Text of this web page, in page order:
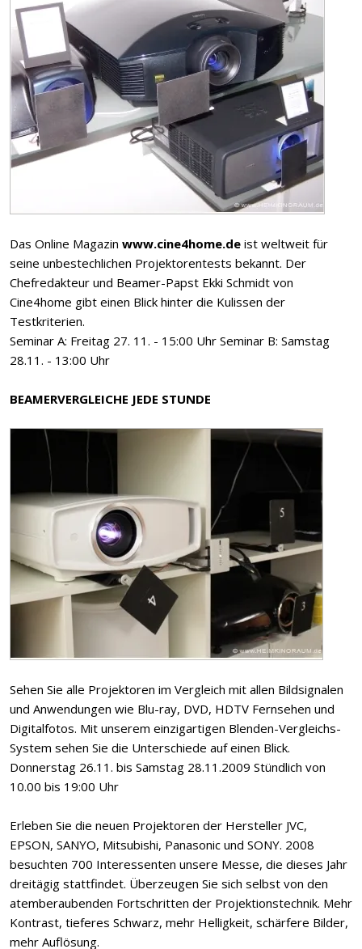
Das Online Magazin www.cine4home.de ist weltweit für
seine unbestechlichen Projektorentests bekannt. Der
Chefredakteur und Beamer-Papst Ekki Schmidt von
Cine4home gibt einen Blick hinter die Kulissen der
Testkriterien.
Seminar A: Freitag 27. 11. - 15:00 Uhr Seminar B: Samstag
28.11. - 13:00 Uhr
BEAMERVERGLEICHE JEDE STUNDE
Sehen Sie alle Projektoren im Vergleich mit allen Bildsignalen
und Anwendungen wie Blu-ray, DVD, HDTV Fernsehen und
Digitalfotos. Mit unserem einzigartigen Blenden-Vergleichs-
System sehen Sie die Unterschiede auf einen Blick.
Donnerstag 26.11. bis Samstag 28.11.2009 Stündlich von
10.00 bis 19:00 Uhr
Erleben Sie die neuen Projektoren der Hersteller JVC,
EPSON, SANYO, Mitsubishi, Panasonic und SONY. 2008
besuchten 700 Interessenten unsere Messe, die dieses Jahr
dreitägig stattfindet. Überzeugen Sie sich selbst von den
atemberaubenden Fortschritten der Projektionstechnik. Mehr
Kontrast, tieferes Schwarz, mehr Helligkeit, schärfere Bilder,
mehr Auflösung.